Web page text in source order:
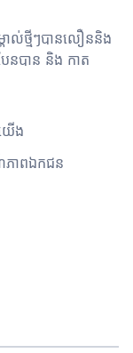
ាល់ថ្មីៗបានលឿននិង
នបាន និង កាត
ើង
ាពឯកជន